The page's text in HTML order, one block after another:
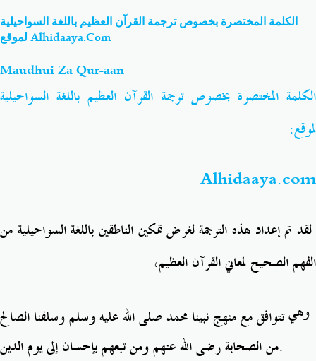
Aqiydah Manhaj
Shirki & Kufru
Chemsha Bongo Vitabu
الكلمة المختصرة بخصوص ترجمة القرآن العظيم باللغة السواحيلية
لموقع Alhidaaya.com
Maudhui Za Qur-aan
الكلمة المختصرة بخصوص ترجمة القرآن العظيم باللغة السواحيلية
لموقع:
Alhidaaya.com
لقد تم إعداد هذه الترجمة لغرض تمكين الناطقين باللغة السواحيلية من
الفهم الصحيح لمعاني القرآن العظيم،
وهيتتوافق مع منهج نبينا محمد صلى الله عليه وسلم وسلفنا الصالح
من الصحابة رضى الله عنهم ومن تبعهم بإحسان إلى يوم الدين.